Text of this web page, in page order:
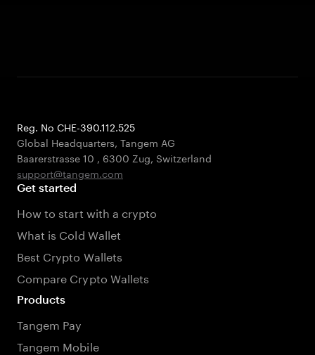
Reg. No CHE-390.112.525
Global Headquarters, Tangem AG
Baarerstrasse 10 , 6300 Zug, Switzerland
support@tangem.com
Get started
How to start with a crypto
What is Cold Wallet
Best Crypto Wallets
Compare Crypto Wallets
Products
Tangem Pay
Tangem Mobile